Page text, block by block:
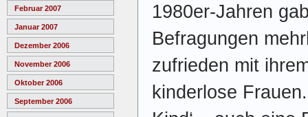
Februar 2007
Januar 2007
Dezember 2006
November 2006
Oktober 2006
September 2006
1980er-Jahren
Befragungen
zufrieden mit
kinderlose